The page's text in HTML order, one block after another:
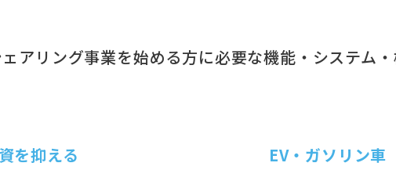
アリング事業を始める方に必要な機能・システム
を抑える
EV・ガソリン車